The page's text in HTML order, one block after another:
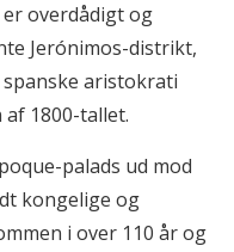
overdådigt og
Jerónimos-distrikt,
aristokrati
1800-tallet.
palads ud mod
kongelige og
i over 110 år og